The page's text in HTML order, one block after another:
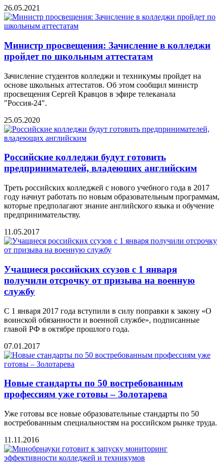
26.05.2021
Министр просвещения: Зачисление в колледжи
пройдет по школьным аттестатам
Зачисление студентов колледжи и техникумы пройдет на
основе школьных аттестатов. Об этом сообщил министр
просвещения Сергей Кравцов в эфире телеканала
"Россия-24".
25.05.2020
Российские колледжи будут готовить
предпринимателей, владеющих английским
Треть российских колледжей с нового учебного года в 2017
году начнут работать по новым образовательным программам,
которые предполагают знание английского языка и обучение
предпринимательству.
11.05.2017
Учащиеся российских ссузов с 1 января
получили отсрочку от призыва на военную
службу
С 1 января 2017 года вступили в силу поправки к закону «О
воинской обязанности и военной службе», подписанные
главой РФ в октябре прошлого года.
07.01.2017
Новые стандарты по 50 востребованным
профессиям уже готовы – Золотарева
Уже готовы все новые образовательные стандарты по 50
востребованным специальностям на российском рынке труда.
11.11.2016